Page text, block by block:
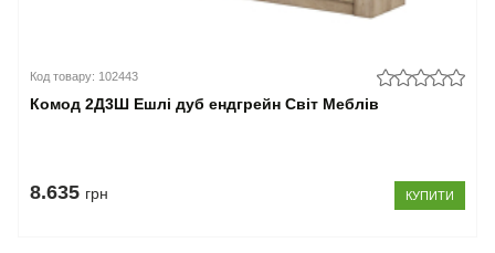
Код товару: 102443
Комод 2Д3Ш Ешлі дуб ендгрейн Світ Меблів
8.635 грн КУПИТИ